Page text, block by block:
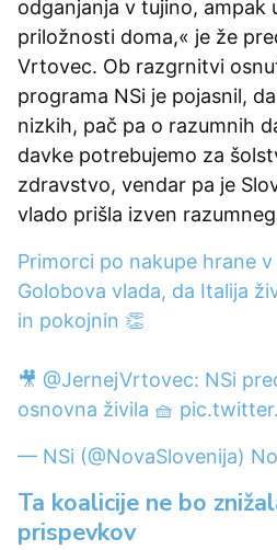
odganjanja v tujino, ampak
priložnosti doma,« je že
Vrtovec. Ob razgrnitvi
programa NSi je pojasnil,
nizkih, pač pa o razumnih
davke potrebujemo za
zdravstvo, vendar pa je
vlado prišla izven
Primorci po nakupe hrane
Golobova vlada, da Italija
in pokojnin 👏
🎥 @JernejVrtovec: NSi
osnovna živila 🧺
— NSi (@NovaSlovenija)
Ta koalicije ne bo
prispevkov